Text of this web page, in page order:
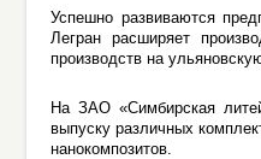
Успешно развиваются
Легран расширяет
производств на
На ЗАО «Симбирская
выпуску различных
нанокомпозитов.